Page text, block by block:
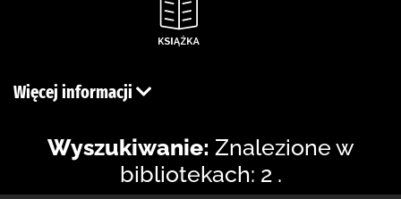
Więcej informacji
Wyszukiwanie: Znalezione w
bibliotekach: 2 .